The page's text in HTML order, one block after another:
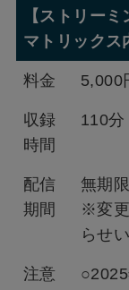
【ストリー
マトリックス
料金 5,000
収録
時間
110分
配信
期間
無期限
※変更
らせ
注意